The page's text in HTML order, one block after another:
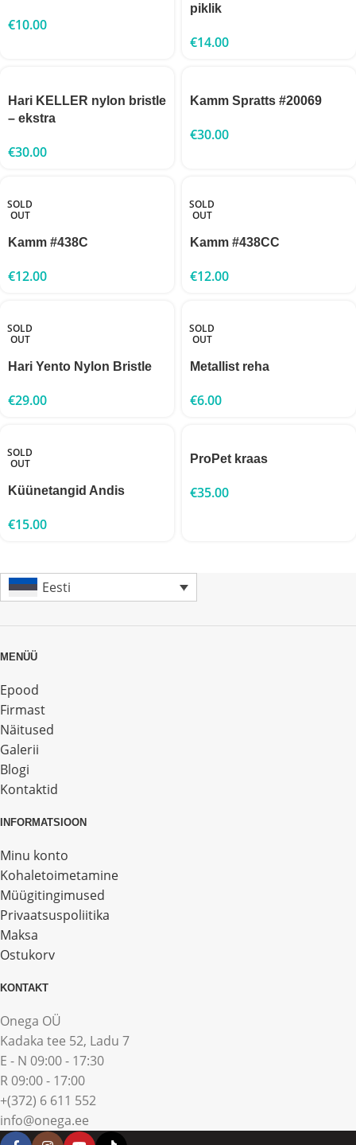
€10.00
piklik
€14.00
Hari KELLER nylon bristle
– ekstra
€30.00
Kamm Spratts #20069
€30.00
SOLD
OUT
Kamm #438C
€12.00
SOLD
OUT
Kamm #438CC
€12.00
SOLD
OUT
Hari Yento Nylon Bristle
€29.00
SOLD
OUT
Metallist reha
€6.00
SOLD
OUT
Küünetangid Andis
€15.00
ProPet kraas
€35.00
Eesti
MENÜÜ
Epood
Firmast
Näitused
Galerii
Blogi
Kontaktid
INFORMATSIOON
Minu konto
Kohaletoimetamine
Müügitingimused
Privaatsuspoliitika
Maksa
Ostukorv
KONTAKT
Onega OÜ
Kadaka tee 52, Ladu 7
E - N 09:00 - 17:30
R 09:00 - 17:00
+(372) 6 611 552
info@onega.ee